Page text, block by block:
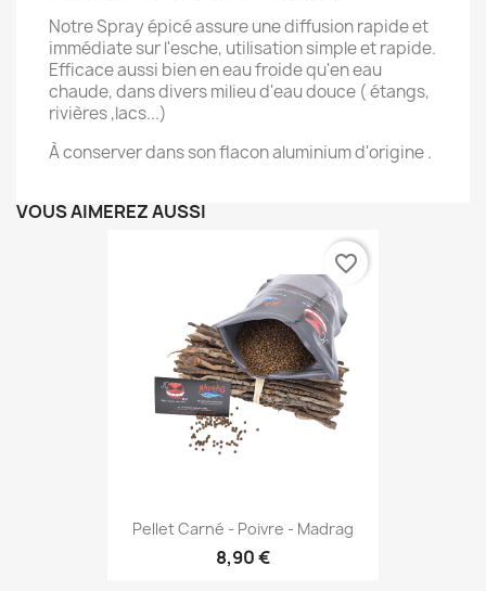
Notre Spray épicé assure une diffusion rapide et
immédiate sur l'esche, utilisation simple et rapide.
Efficace aussi bien en eau froide qu'en eau
chaude, dans divers milieu d'eau douce ( étangs,
rivières ,lacs...)
À conserver dans son flacon aluminium d'origine .
VOUS AIMEREZ AUSSI
Pellet Carné - Poivre - Madrag
8,90 €
favorite_border